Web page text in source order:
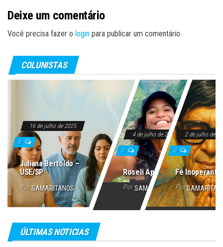
Deixe um comentário
Você precisa fazer o login para publicar um comentário.
COLUNISTAS
16 de julho de 2025
0
Juliana Bertoldo –
USE/SP
Por SAMARITANOS
4 de julho de 2025
0
Roseli Aparecida
Por SAMARITANOS
2 de julho de
0
Fé Inoperante
Por
ÚLTIMAS NOTICIAS